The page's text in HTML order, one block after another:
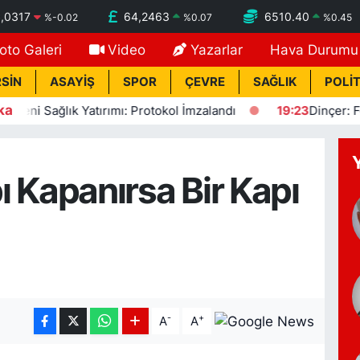
%-0.02 64,2463 %0.07 6510.40 %0.45
Galeri Video Yazarlar Hava Durumu
ASAYİŞ SPOR ÇEVRE SAĞLIK
Yatırımı: Protokol İmzalandı 19:23 Dinçer:
Kapanırsa Bir Kapı
A- A+